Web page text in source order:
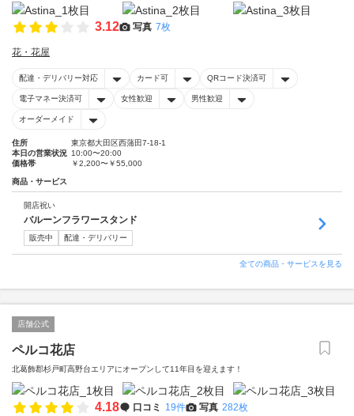
3.12 写真 7枚
花・花屋
配達・デリバリー対応 カード可 QRコード決済可
電子マネー決済可 女性歓迎 男性歓迎
オーダーメイド
住所
東京都大田区西蒲田7-18-1
本日の営業状況 10:00〜20:00
価格帯
￥2,200〜￥55,000
商品・サービス
開店祝い
バルーンフラワースタンド
販売中 配達・デリバリー
全ての商品・サービスを見る
店舗公式
ペルコ花店
北葛飾郡杉戸町高野台エリアにオープンして11年目を迎えます！
4.18 口コミ 19件 写真 282枚